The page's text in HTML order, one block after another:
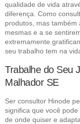
qualidade de vida
diferença. Como
produtos, mas
mesmas e a se
extremamente
seu trabalho tem na
Trabalhe do Seu
Malhador SE
Ser consultor Hinode
significa que você
de onde quiser e